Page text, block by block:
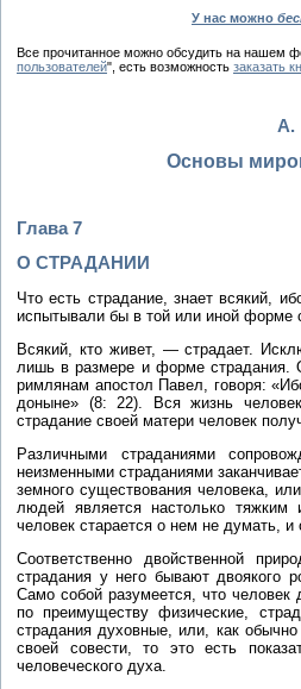
У нас можно
Все прочитанное можно обсудить на нашем
пользователей", есть возможность заказать
А.
Основы
Глава 7
О СТРАДАНИИ
Что есть страдание, знает всякий,
испытывали бы в той или иной форме
Всякий, кто живет, — страдает.
лишь в размере и форме страдания.
римлянам апостол Павел, говоря:
доныне» (8: 22). Вся жизнь
страдание своей матери человек
Различными страданиями
неизменными страданиями
земного существования человека,
людей является настолько
человек старается о нем не думать,
Соответственно двойственной
страдания у него бывают двоякого
Само собой разумеется, что человек
по преимуществу физические,
страдания духовные, или, как обычно
своей совести, то это есть
человеческого духа.